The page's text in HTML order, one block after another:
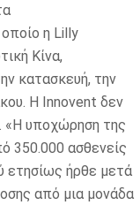
η Lilly
Κίνα,
κατασκευή, την
Η Innovent δεν
«Η υποχώρηση της
350.000 ασθενείς
ετησίως ήρθε μετά
από μια μονάδα